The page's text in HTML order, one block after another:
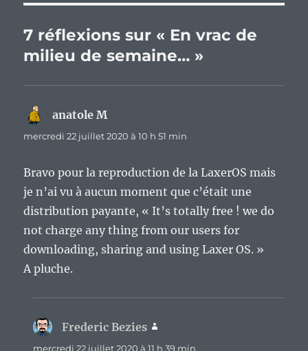
7 réflexions sur « En vrac de
milieu de semaine… »
anatole Mdit :
mercredi 22 juillet 2020 à 10 h 51 min
Bravo pour la reproduction de la LaxerOS mais
je n’ai vu à aucun moment que c’était une
distribution payante, « It’s totally free ! we do
not charge any thing from our users for
downloading, sharing and using Laxer OS. »
A pluche.
Frederic Bezies
mercredi 22 juillet 2020 à 11 h 39 min